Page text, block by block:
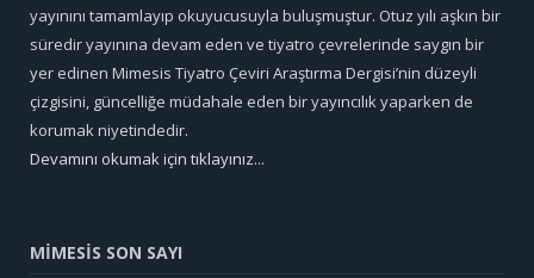
yayınını tamamlayıp okuyucusuyla buluşmuştur. Otuz yılı aşkın bir
süredir yayınına devam eden ve tiyatro çevrelerinde saygın bir
yer edinen Mimesis Tiyatro Çeviri Araştırma Dergisi’nin düzeyli
çizgisini, güncelliğe müdahale eden bir yayıncılık yaparken de
korumak niyetindedir.
Devamını okumak için tıklayınız...
MİMESİS SON SAYI